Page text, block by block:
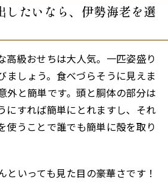
したいなら、伊勢海老を選
高級おせちは大人気。一匹姿盛り
ましょう。食べづらそうに見えま
外と簡単です。頭と胴体の部分は
にすれば簡単にとれますし、それ
使うことで誰でも簡単に殻を取り
といっても見た目の豪華さです！